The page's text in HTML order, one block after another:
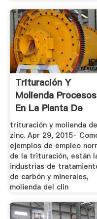
Trituración Y
Molienda Procesos
En La Planta De
Zinc Pdf
trituración y molienda
zinc. Apr 29, 2015·
ejemplos de empleo
de la trituración, están
industrias de
de carbón y minerales,
molienda del clin